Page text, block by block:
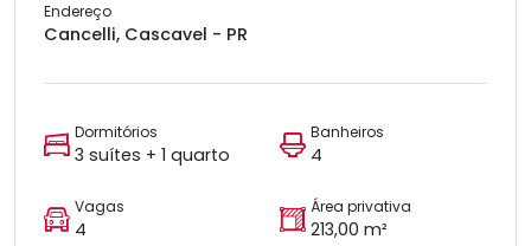
Endereço
Cancelli, Cascavel - PR
Dormitórios
3 suítes + 1 quarto
Banheiros
4
Vagas
4
Área privativa
213,00 m²